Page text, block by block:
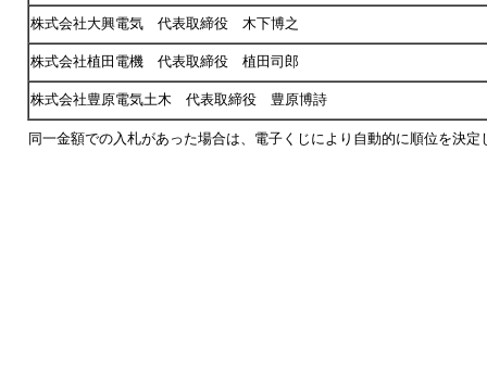
株式会社大興電気 代表取締役 木下博之
株式会社植田電機 代表取締役 植田司郎
株式会社豊原電気土木 代表取締役 豊原博詩
同一金額での入札があった場合は、電子くじにより自動的に順位を決定